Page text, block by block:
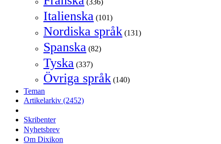
(336)
Italienska (101)
Nordiska språk (131)
Spanska (82)
Tyska (337)
Övriga språk (140)
Teman
Artikelarkiv (2452)
Skribenter
Nyhetsbrev
Om Dixikon